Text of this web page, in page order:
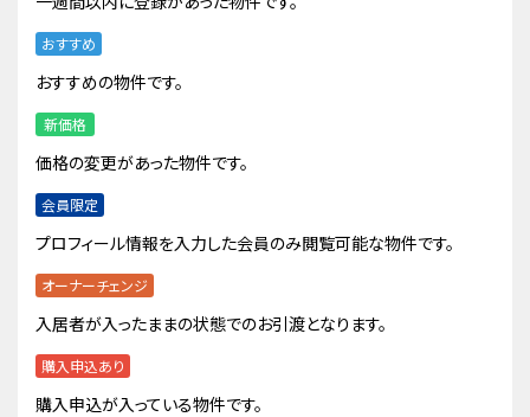
おすすめ
おすすめの物件です。
新価格
価格の変更があった物件です。
会員限定
プロフィール情報を入力した会員のみ閲覧可能な物件です。
オーナーチェンジ
入居者が入ったままの状態でのお引渡となります。
購入申込あり
購入申込が入っている物件です。